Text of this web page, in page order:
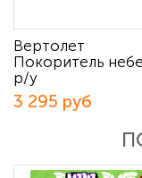
Вертолет
Покоритель
р/у
3 295 руб